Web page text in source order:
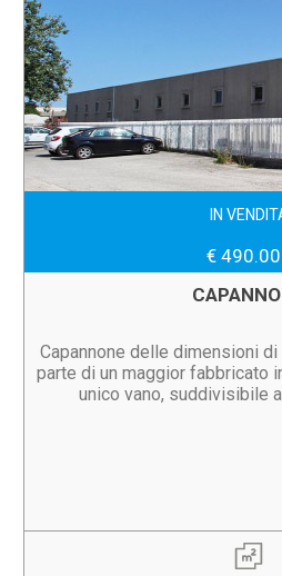
IN
€
Capannone delle dimensioni
parte di un maggior fabbricato
unico vano, suddivisibile